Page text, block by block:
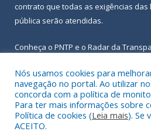
contrato que todas as exigências das
pública serão atendidas.
Conheça o PNTP e o Radar da
Todos os direitos reservados a
Açu.
Nós usamos cookies para
navegação no portal. Ao utilizar
concorda com a política de
Para ter mais informações sobre
Política de cookies (Leia mais). Se
ACEITO.